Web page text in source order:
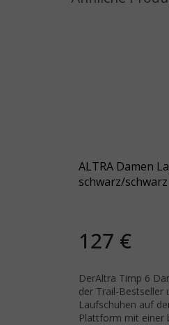
ALTRA Damen
schwarz/
127 €
DerAltra Timp 6
der Trail-Bestseller
Laufschuhen auf
Plattform mit einer